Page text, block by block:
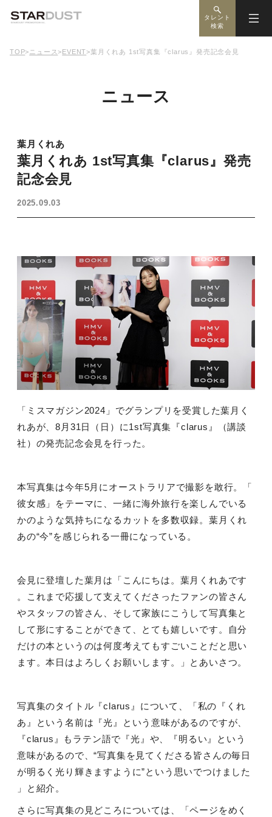
タレント
検索
TOP> ニュース>EVENT>葉月くれあ 1st写真集『clarus』発売記念会見
ニュース
葉月くれあ
葉月くれあ 1st写真集『clarus』発売
記念会見
2025.09.03
「ミスマガジン2024 」でグランプリを受賞した葉月く
れあが、8 月 31日（日）に1st写真集『clarus 』（講談
社）の発売記念会見を行った。
本写真集は今年5月にオーストラリアで撮影を敢行。「
彼女感」をテーマに、一緒に海外旅行を楽しんでいる
かのような気持ちになるカットを多数収録。葉月くれ
あの“今”を感じられる一冊になっている。
会見に登壇した葉月は「こんにちは。葉月くれあです
。これまで応援して支えてくださったファンの皆さん
やスタッフの皆さん、そして家族にこうして写真集と
して形にすることができて、とても嬉しいです。自分
だけの本というのは何度考えてもすごいことだと思い
ます。本日はよろしくお願いします。」とあいさつ。
写真集のタイトル『clarus 』について、「私の『くれ
あ』という名前は『光』という意味があるのですが、
『clarus 』もラテン語で『光』や、『明るい』という
意味があるので、“写真集を見てくださる皆さんの毎日
が明るく光り輝きますように”という思いでつけました
」と紹介。
さらに写真集の見どころについては、「ページをめく